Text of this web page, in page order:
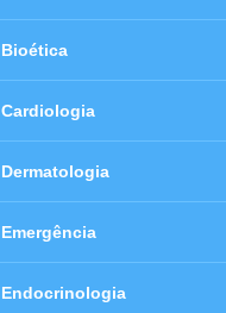
Bioética
Cardiologia
Dermatologia
Emergência
Endocrinologia